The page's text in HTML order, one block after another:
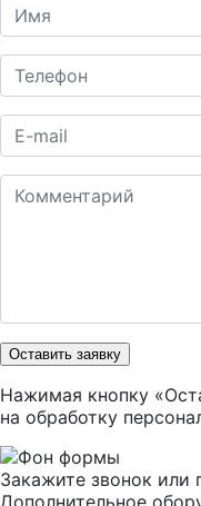
Оставить заявку
Нажимая кнопку
на обработку
Закажите звонок или
Дополнительное